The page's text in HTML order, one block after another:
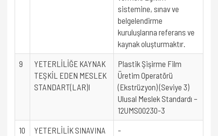
sistemine, sınav ve
belgelendirme
kuruluşlarına referans ve
kaynak oluşturmaktır.
9
YETERLİLİĞE KAYNAK
TEŞKİL EDEN MESLEK
STANDART(LAR)I
Plastik Şişirme Film
Üretim Operatörü
(Ekstrüzyon) (Seviye 3)
Ulusal Meslek Standardı –
12UMS00230-3
10
YETERLİLİK SINAVINA
-